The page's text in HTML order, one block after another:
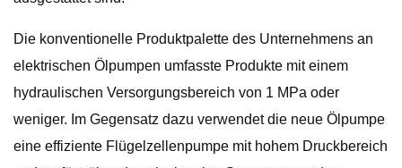
Die konventionelle Produktpalette des Unternehmens an
elektrischen Ölpumpen umfasste Produkte mit einem
hydraulischen Versorgungsbereich von 1 MPa oder
weniger. Im Gegensatz dazu verwendet die neue Ölpumpe
eine effiziente Flügelzellenpumpe mit hohem Druckbereich